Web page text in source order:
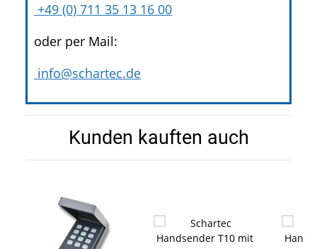
+49 (0) 711 35 13 16 00
oder per Mail:
info@schartec.de
Kunden kauften auch